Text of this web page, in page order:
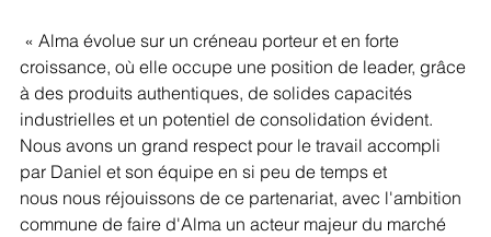
« Alma évolue sur un créneau porteur et en forte
croissance, où elle occupe une position de leader, grâce
à des produits authentiques, de solides capacités
industrielles et un potentiel de consolidation évident.
Nous avons un grand respect pour le travail accompli
par Daniel et son équipe en si peu de temps et
nous nous réjouissons de ce partenariat, avec l'ambition
commune de faire d'Alma un acteur majeur du marché